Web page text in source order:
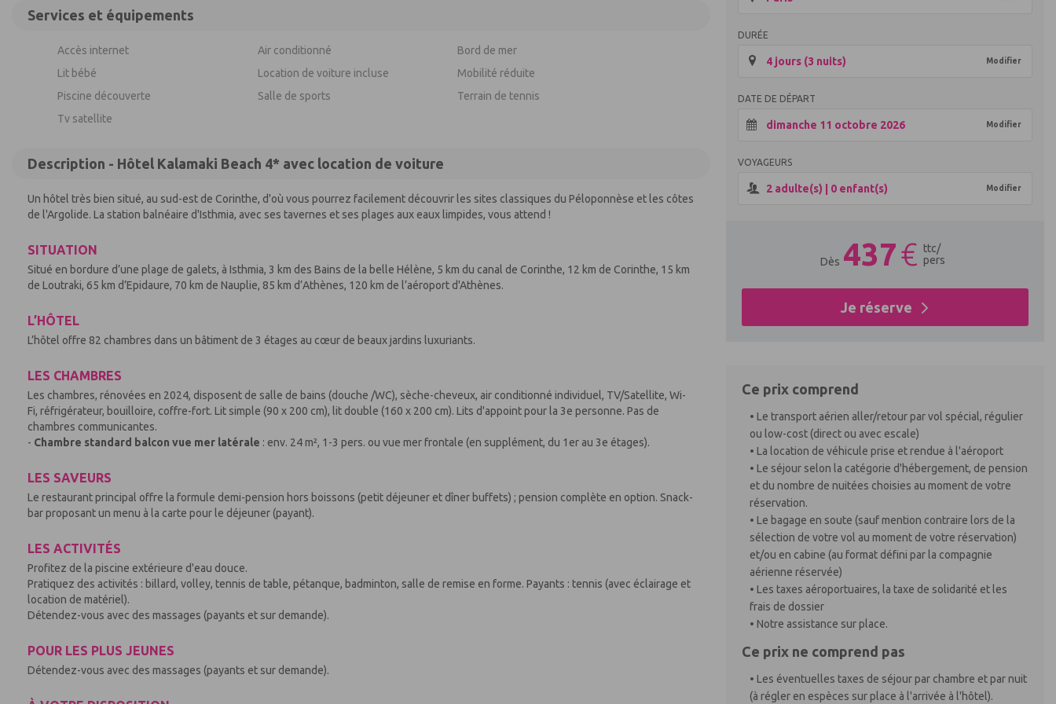
Services et équipements
Accès internet Air conditionné
Bord de mer
Lit bébé
Location de voiture incluse
Mobilité réduite
Piscine découverte
Salle de sports
Terrain de tennis
Tv satellite
Description - Hôtel Kalamaki Beach 4* avec location de voiture
Un hôtel très bien situé, au sud-est de Corinthe, d'où vous pourrez facilement découvrir les sites classiques du Péloponnèse et les côtes
de l'Argolide. La station balnéaire d'Isthmia, avec ses tavernes et ses plages aux eaux limpides, vous attend !
SITUATION
Situé en bordure d’une plage de galets, à Isthmia, 3 km des Bains de la belle Hélène, 5 km du canal de Corinthe, 12 km de Corinthe, 15 km
de Loutraki, 65 km d’Epidaure, 70 km de Nauplie, 85 km d’Athènes, 120 km de l’aéroport d'Athènes.
L’HÔTEL
L’hôtel offre 82 chambres dans un bâtiment de 3 étages au cœur de beaux jardins luxuriants.
LES CHAMBRES
Les chambres, rénovées en 2024, disposent de salle de bains (douche /WC), sèche-cheveux, air conditionné individuel, TV/Satellite, Wi-
Fi, réfrigérateur, bouilloire, coffre-fort. Lit simple (90 x 200 cm), lit double (160 x 200 cm). Lits d'appoint pour la 3e personne. Pas de
chambres communicantes.
- Chambre standard balcon vue mer latérale : env. 24 m², 1-3 pers. ou vue mer frontale (en supplément, du 1er au 3e étages).
LES SAVEURS
Le restaurant principal offre la formule demi-pension hors boissons (petit déjeuner et dîner buffets) ; pension complète en option. Snack-
bar proposant un menu à la carte pour le déjeuner (payant).
LES ACTIVITÉS
Profitez de la piscine extérieure d'eau douce.
Pratiquez des activités : billard, volley, tennis de table, pétanque, badminton, salle de remise en forme. Payants : tennis (avec éclairage et
location de matériel).
Détendez-vous avec des massages (payants et sur demande).
POUR LES PLUS JEUNES
Détendez-vous avec des massages (payants et sur demande).
DURÉE
4 jours (3 nuits) Modifier
DATE DE DÉPART
dimanche 11 octobre 2026 Modifier
VOYAGEURS
2 adulte(s) | 0 enfant(s) Modifier
Dès 437€ ttc/
pers
Je réserve
Ce prix comprend
• Le transport aérien aller/retour par vol spécial, régulier
ou low-cost (direct ou avec escale)
• La location de véhicule prise et rendue à l'aéroport
• Le séjour selon la catégorie d'hébergement, de pension
et du nombre de nuitées choisies au moment de votre
réservation.
• Le bagage en soute (sauf mention contraire lors de la
sélection de votre vol au moment de votre réservation)
et/ou en cabine (au format défini par la compagnie
aérienne réservée)
• Les taxes aéroportuaires, la taxe de solidarité et les
frais de dossier
• Notre assistance sur place.
Ce prix ne comprend pas
• Les éventuelles taxes de séjour par chambre et par nuit
(à régler en espèces sur place à l'arrivée à l'hôtel).